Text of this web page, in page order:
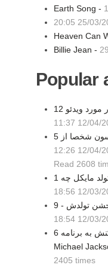
Earth Song -
25/03/2011
Heaven Can
Billie Jean -
Popular
12 اکتبر 2004 - صحبتهای مایکل در مورد ویدئو
12/04/2006
5 نوامبر 2004 - مايكل جكسون شخصا از
12/04/2006
Read 2608
1 سپتامبر 2003 - در مراسم تولد مايکل چه
12/03/2006
12/03/2006
6 فوریه 2003 - واکنش به برنامه \'Living with
Michael
2405 times